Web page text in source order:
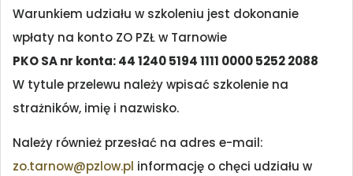
Warunkiem udziału w szkoleniu jest dokonanie
wpłaty na konto ZO PZŁ w Tarnowie
PKO SA nr konta: 44 1240 5194 1111 0000 5252 2088
W tytule przelewu należy wpisać szkolenie na
strażników, imię i nazwisko.
Należy również przesłać na adres e-mail:
zo.tarnow@pzlow.pl informację o chęci udziału w